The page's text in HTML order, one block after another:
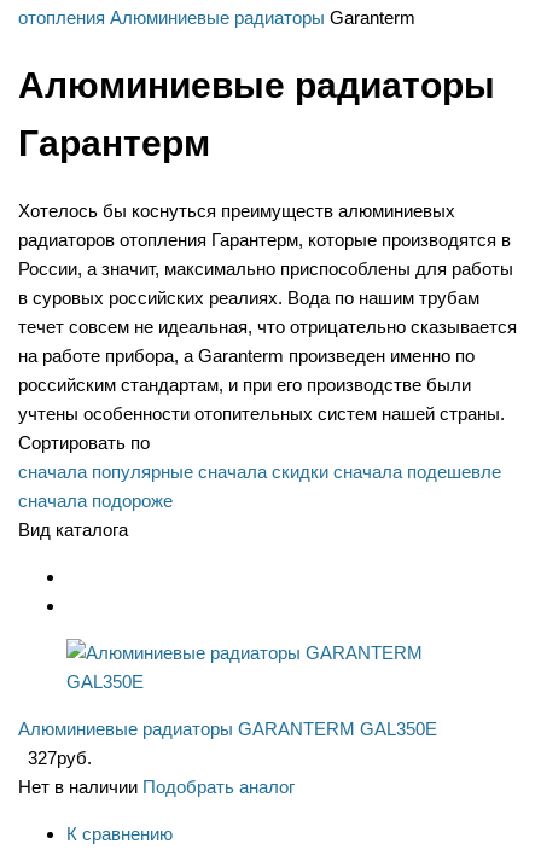
отопления Алюминиевые радиаторы Garanterm
Алюминиевые радиаторы
Гарантерм
Хотелось бы коснуться преимуществ алюминиевых
радиаторов отопления Гарантерм, которые производятся в
России, а значит, максимально приспособлены для работы
в суровых российских реалиях. Вода по нашим трубам
течет совсем не идеальная, что отрицательно сказывается
на работе прибора, а Garanterm произведен именно по
российским стандартам, и при его производстве были
учтены особенности отопительных систем нашей страны.
Сортировать по
сначала популярные сначала скидки сначала подешевле
сначала подороже
Вид каталога
Алюминиевые радиаторы GARANTERM GAL350E
327руб.
Нет в наличии Подобрать аналог
К сравнению